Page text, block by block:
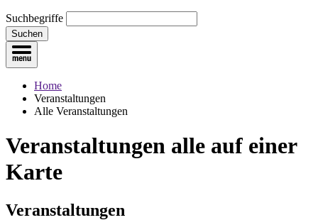
Suchbegriffe
Suchen
Home
Veranstaltungen
Alle Veranstaltungen
Veranstaltungen alle auf einer
Karte
Veranstaltungen